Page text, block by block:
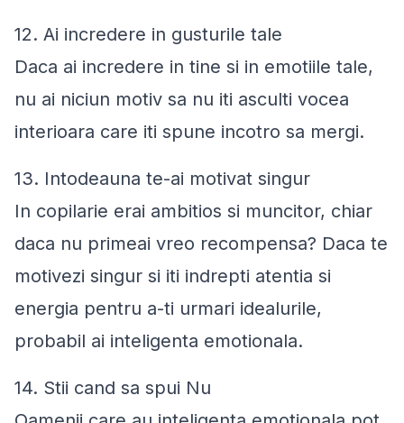
12. Ai incredere in gusturile tale
Daca ai incredere in tine si in emotiile tale,
nu ai niciun motiv sa nu iti asculti vocea
interioara care iti spune incotro sa mergi.
13. Intodeauna te-ai motivat singur
In copilarie erai ambitios si muncitor, chiar
daca nu primeai vreo recompensa? Daca te
motivezi singur si iti indrepti atentia si
energia pentru a-ti urmari idealurile,
probabil ai inteligenta emotionala.
14. Stii cand sa spui Nu